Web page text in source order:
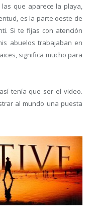
las que aparece la playa,
es la parte oeste de
Si te fijas con atención
abuelos trabajaban en
significa mucho para
tenía que ser el video.
al mundo una puesta